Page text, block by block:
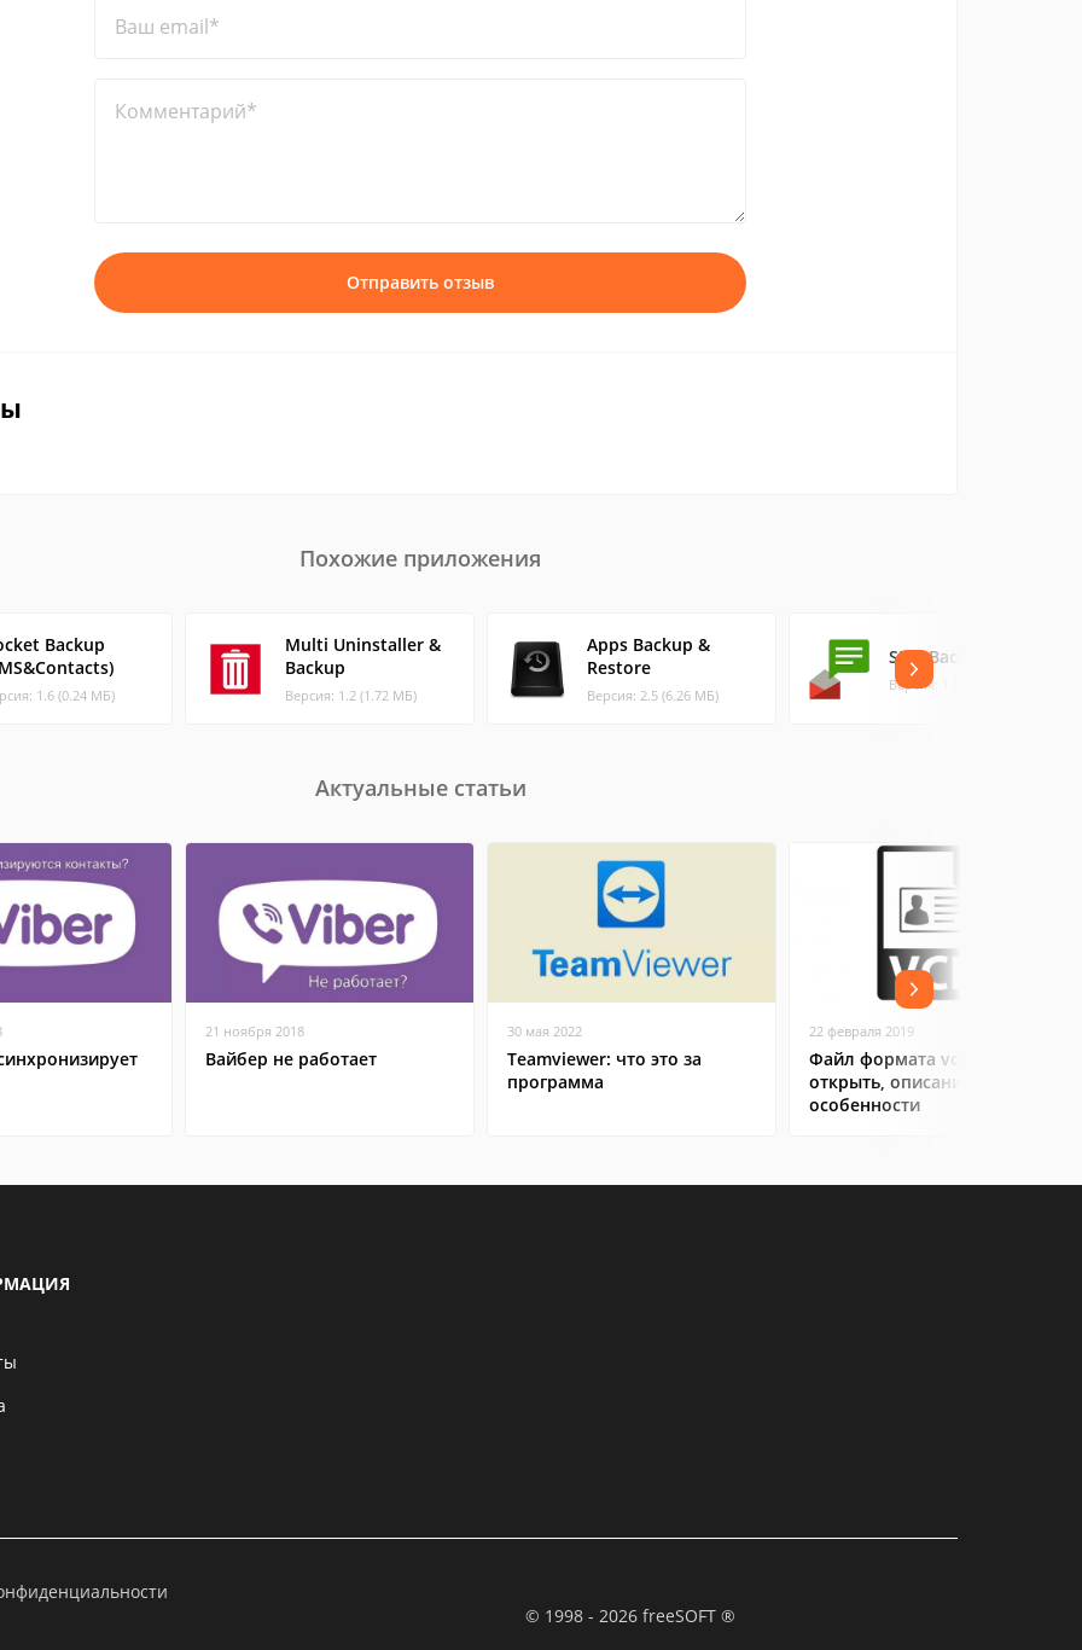
Ваш email*
Комментарий*
Отправить отзыв
Похожие приложения
Backup
1.6 (0.24 МБ)
Multi Uninstaller &
Backup
Версия: 1.2 (1.72 МБ)
Apps Backup &
Restore
Версия: 2.5 (6.26 МБ)
SMS Backup +
Версия: 1.5.11 (2.45 МБ)
Актуальные статьи
21 ноября 2018
Вайбер не работает
30 мая 2022
Teamviewer: что это за
программа
22 февраля 2019
Файл формата vcf: чем
открыть, описание,
особенности
© 1998 - 2026 freeSOFT ®